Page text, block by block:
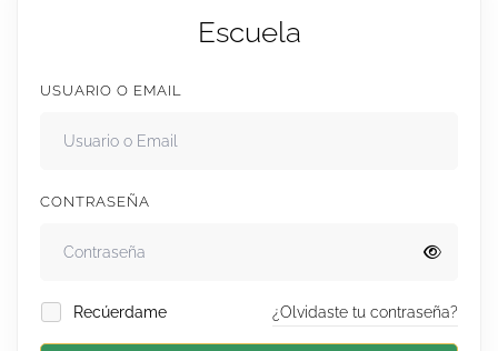
Escuela
USUARIO O EMAIL
CONTRASEÑA
Recúerdame ¿Olvidaste tu contraseña?